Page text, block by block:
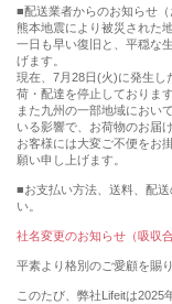
■配送業者からのお知らせ
熊本地震により被災された
一日も早い復旧と、平穏な
げます。
現在、7月28日(火)に発生し
荷・配達を停止しております
また九州の一部地域におい
いる影響で、お荷物のお届
お客様には大変ご不便をお
願い申し上げます。
■お支払い方法、送料、配
い。
社名変更のお知らせ（吸収
平素より格別のご愛顧を賜
このたび、弊社Lifeitは